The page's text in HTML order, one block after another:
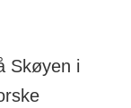
Skøyen i